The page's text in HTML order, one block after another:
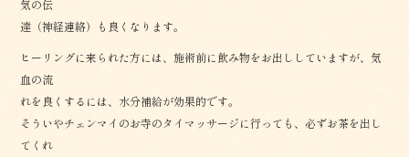
気の伝
達（神経連絡）も良くなります。
ヒーリングに来られた方には、施術前に飲み物をお出ししていますが、気
血の流
れを良くするには、水分補給が効果的です。
そういやチェンマイのお寺のタイマッサージに行っても、必ずお茶を出し
てくれ